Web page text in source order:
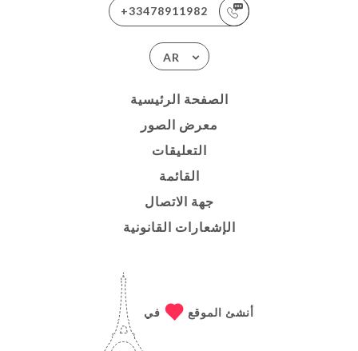
+33478911982
AR
الصفحة الرئيسية
معرض الصور
التعليقات
القائمة
جهة الاتصال
الإشعارات القانونية
أنشئ الموقع في